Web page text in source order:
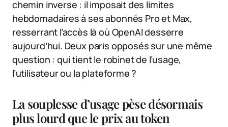
chemin inverse : il imposait des limites
hebdomadaires à ses abonnés Pro et Max,
resserrant l’accès là où OpenAI desserre
aujourd’hui. Deux paris opposés sur une même
question : qui tient le robinet de l’usage,
l’utilisateur ou la plateforme ?
La souplesse d’usage pèse désormais
plus lourd que le prix au token